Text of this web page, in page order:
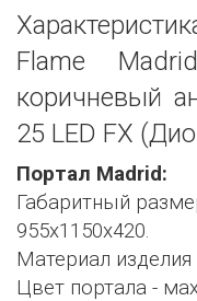
Flame
коричневый
25 LED FX
Портал Madrid:
Габаритный
955х1150х420.
Материал
Цвет портала -